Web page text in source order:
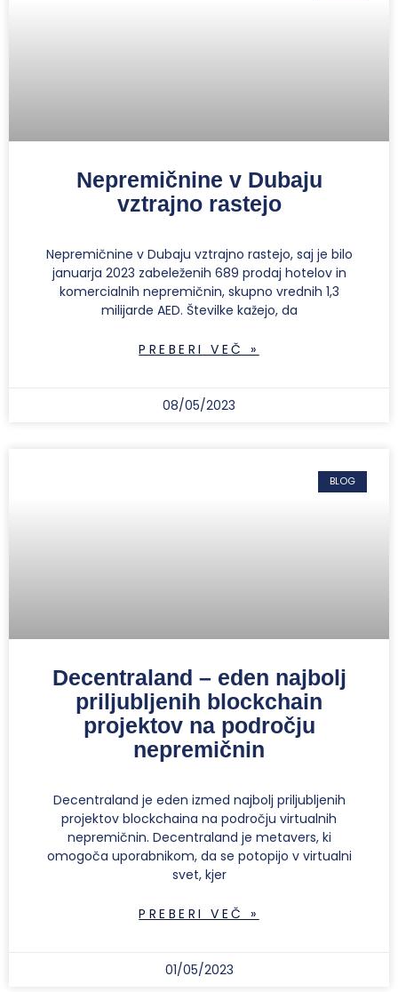
Nepremičnine v Dubaju
vztrajno rastejo
Nepremičnine v Dubaju vztrajno rastejo, saj je bilo
januarja 2023 zabeleženih 689 prodaj hotelov in
komercialnih nepremičnin, skupno vrednih 1,3
milijarde AED. Številke kažejo, da
PREBERI VEČ »
08/05/2023
BLOG
Decentraland – eden najbolj
priljubljenih blockchain
projektov na področju
nepremičnin
Decentraland je eden izmed najbolj priljubljenih
projektov blockchaina na področju virtualnih
nepremičnin. Decentraland je metavers, ki
omogoča uporabnikom, da se potopijo v virtualni
svet, kjer
PREBERI VEČ »
01/05/2023